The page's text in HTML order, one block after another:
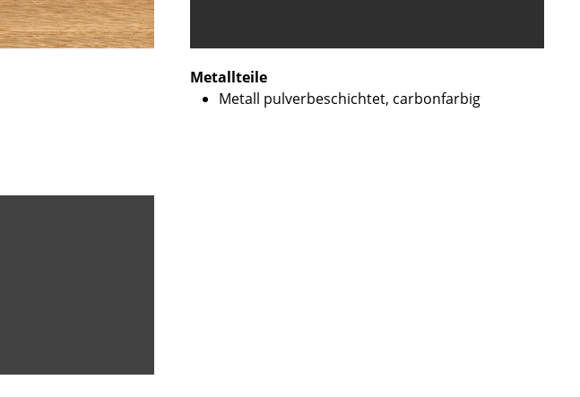
Metallteile
Metall pulverbeschichtet, carbonfarbig